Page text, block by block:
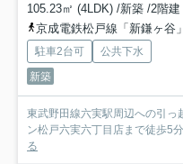
105.23㎡ (4LDK) /新築 /2階建
京成電鉄松戸線「新鎌ヶ谷
駐車2台可
公共下水
新築
東武野田線六実駅周辺への引っ
ン松戸六実六丁目店まで徒歩5
る